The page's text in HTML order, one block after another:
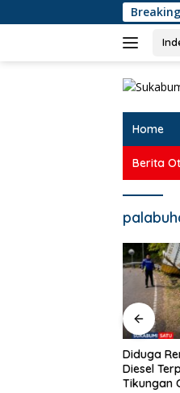
ke
Home
Berita
Misteri
Atasan di